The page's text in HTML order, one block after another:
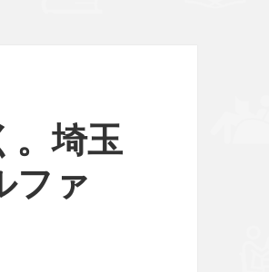
。埼玉
ファ